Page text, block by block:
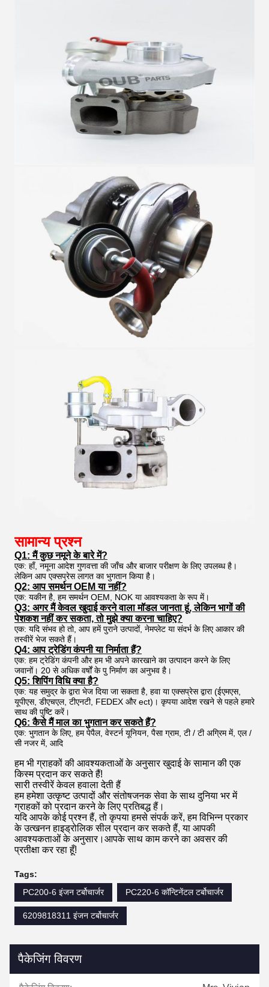
सामान्य प्रश्न
Q1: मैं कुछ नमूने के बारे में?
एक: हाँ, नमूना आदेश गुणवत्ता की जाँच और बाजार परीक्षण के लिए उपलब्ध है।
लेकिन आप एक्सप्रेस लागत का भुगतान किया है।
Q2: आप समर्थन OEM या नहीं?
एक: यकीन है, हम समर्थन OEM, NOK या आवश्यकता के रूप में।
Q3: अगर मैं केवल खुदाई करने वाला मॉडल जानता हूं, लेकिन भागों की
पेशकश नहीं कर सकता, तो मुझे क्या करना चाहिए?
एक: यदि संभव हो तो, आप हमें पुराने उत्पादों, नेमप्लेट या संदर्भ के लिए आकार की
तस्वीरें भेज सकते हैं।
Q4: आप ट्रेडिंग कंपनी या निर्माता हैं?
एक: हम ट्रेडिंग कंपनी और हम भी अपने कारखाने का उत्पादन करने के लिए
जवानों। 20 से अधिक वर्षों के पु निर्माण का अनुभव है।
Q5: शिपिंग विधि क्या है?
एक: यह समुद्र के द्वारा भेज दिया जा सकता है, हवा या एक्सप्रेस द्वारा (ईएमएस,
यूपीएस, डीएचएल, टीएनटी, FEDEX और ect)। कृपया आदेश रखने से पहले हमारे
साथ की पुष्टि करें।
Q6: कैसे मैं माल का भुगतान कर सकते हैं?
एक: भुगतान के लिए, हम पेपैल, वेस्टर्न यूनियन, पैसा ग्राम, टी / टी अग्रिम में, एल /
सी नजर में, आदि
हम भी ग्राहकों की आवश्यकताओं के अनुसार खुदाई के सामान की एक
किस्म प्रदान कर सकते हैं!
सारी तस्वीरें केवल हवाला देती हैं
हम हमेशा उत्कृष्ट उत्पादों और संतोषजनक सेवा के साथ दुनिया भर में
ग्राहकों को प्रदान करने के लिए प्रतिबद्ध हैं।
यदि आपके कोई प्रश्न हैं, तो कृपया हमसे संपर्क करें, हम विभिन्न प्रकार
के उत्खनन हाइड्रोलिक सील प्रदान कर सकते हैं, या आपकी
आवश्यकताओं के अनुसार।आपके साथ काम करने का अवसर की
प्रतीक्षा कर रहा हूँ!
Tags:
PC200-6 इंजन टर्बोचार्जर
PC220-6 कॉन्टिनेंटल टर्बोचार्जर
6209818311 इंजन टर्बोचार्जर
पैकेजिंग विवरण